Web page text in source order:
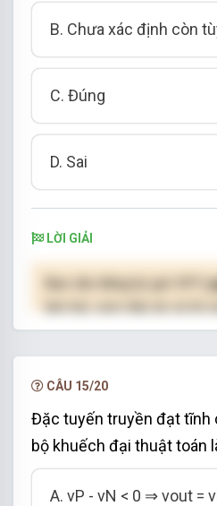
B. Chưa xác định còn
C. Đúng
D. Sai
LỜI GIẢI
hạn.
CÂU 15/20
Đặc tuyến truyền đạt tĩnh
bộ khuếch đại thuật toán
A. vP - vN < 0 ⇒ vout =